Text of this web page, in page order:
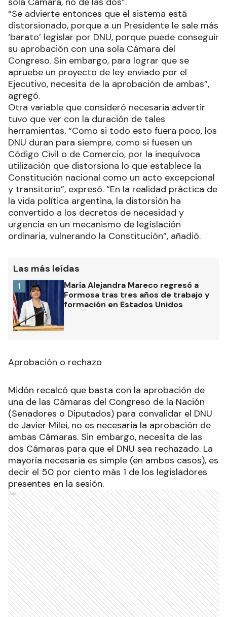
“Se advierte entonces que el sistema está
distorsionado, porque a un Presidente le sale más
‘barato’ legislar por DNU, porque puede conseguir
su aprobación con una sola Cámara del
Congreso. Sin embargo, para lograr que se
apruebe un proyecto de ley enviado por el
Ejecutivo, necesita de la aprobación de ambas”,
agregó.
Otra variable que consideró necesaria advertir
tuvo que ver con la duración de tales
herramientas. “Como si todo esto fuera poco, los
DNU duran para siempre, como si fuesen un
Código Civil o de Comercio, por la inequívoca
utilización que distorsiona lo que establece la
Constitución nacional como un acto excepcional
y transitorio”, expresó. “En la realidad práctica de
la vida política argentina, la distorsión ha
convertido a los decretos de necesidad y
urgencia en un mecanismo de legislación
ordinaria, vulnerando la Constitución”, añadió.
Las más leídas
María Alejandra Mareco regresó a
Formosa tras tres años de trabajo y
formación en Estados Unidos
1
Aprobación o rechazo
Midón recalcó que basta con la aprobación de
una de las Cámaras del Congreso de la Nación
(Senadores o Diputados) para convalidar el DNU
de Javier Milei, no es necesaria la aprobación de
ambas Cámaras. Sin embargo, necesita de las
dos Cámaras para que el DNU sea rechazado. La
mayoría necesaria es simple (en ambos casos), es
decir el 50 por ciento más 1 de los legisladores
presentes en la sesión.
Ads